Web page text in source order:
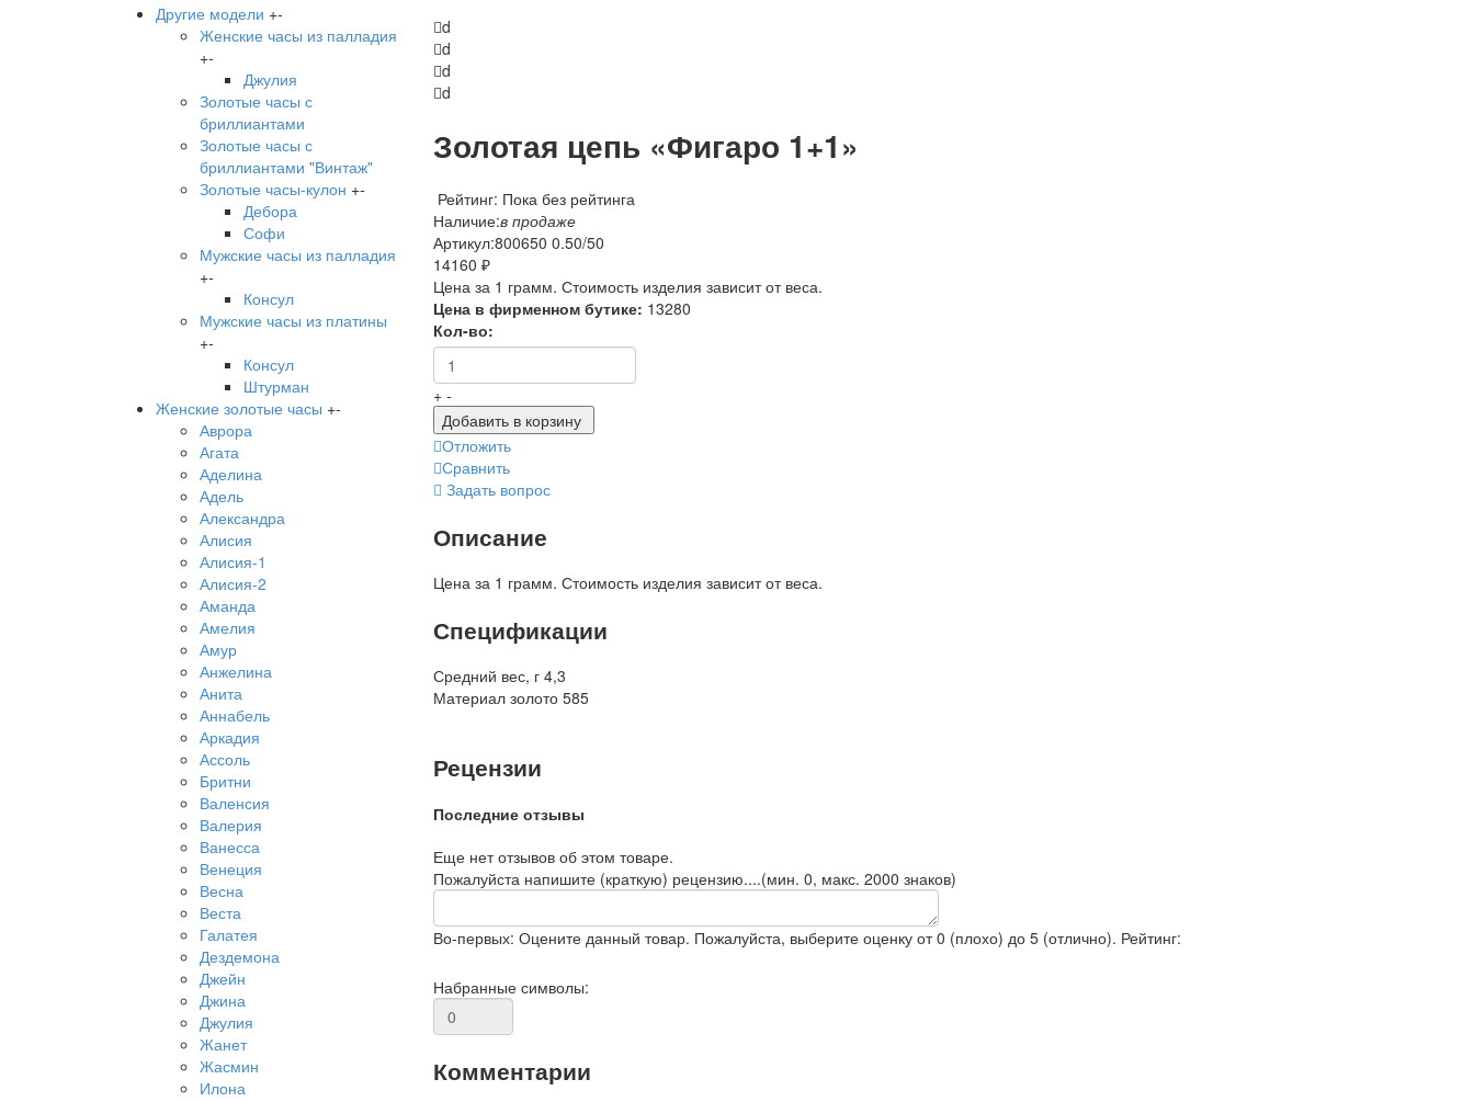
Другие модели +-
Женские часы из палладия
+-
Джулия
Золотые часы с
бриллиантами
Золотые часы с
бриллиантами "Винтаж"
Золотые часы-кулон +-
Дебора
Софи
Мужские часы из палладия
+-
Консул
Мужские часы из платины
+-
Консул
Штурман
Женские золотые часы +-
Аврора
Агата
Аделина
Адель
Александра
Алисия
Алисия-1
Алисия-2
Аманда
Амелия
Амур
Анжелина
Анита
Аннабель
Аркадия
Ассоль
Бритни
Валенсия
Валерия
Ванесса
Венеция
Весна
Веста
Галатея
Дездемона
Джейн
Джина
Джулия
Жанет
Жасмин
Илона
d
d
d
d
Золотая цепь «Фигаро 1+1»
Рейтинг: Пока без рейтинга
Наличие:в продаже
Артикул:800650 0.50/50
14160 ₽
Цена за 1 грамм. Стоимость изделия зависит от веса.
Цена в фирменном бутике: 13280
Кол-во:
+ -
Добавить в корзину
Отложить
Сравнить
Задать вопрос
Описание
Цена за 1 грамм. Стоимость изделия зависит от веса.
Спецификации
Средний вес, г 4,3
Материал золото 585
Рецензии
Последние отзывы
Еще нет отзывов об этом товаре.
Пожалуйста напишите (краткую) рецензию....(мин. 0, макс. 2000 знаков)
Во-первых: Оцените данный товар. Пожалуйста, выберите оценку от 0 (плохо) до 5 (отлично). Рейтинг:
Набранные символы:
Комментарии